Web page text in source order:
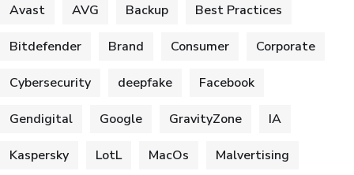
Avast AVG Backup Best Practices
Bitdefender Brand Consumer Corporate
Cybersecurity deepfake Facebook
Gendigital Google GravityZone IA
Kaspersky LotL MacOs Malvertising